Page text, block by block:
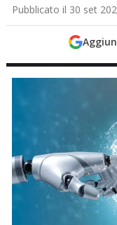
Pubblicato il 30 set